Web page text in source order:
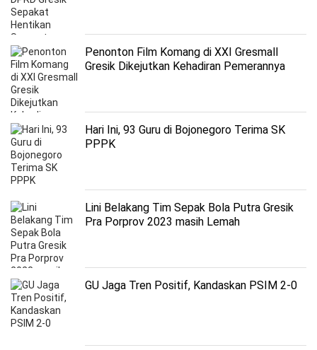
Penonton Film Komang di XXI Gresmall
Gresik Dikejutkan Kehadiran Pemerannya
Hari Ini, 93 Guru di Bojonegoro Terima SK
PPPK
Lini Belakang Tim Sepak Bola Putra Gresik
Pra Porprov 2023 masih Lemah
GU Jaga Tren Positif, Kandaskan PSIM 2-0